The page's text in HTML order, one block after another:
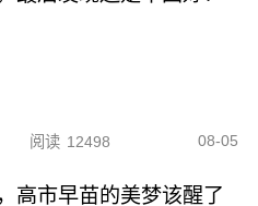
阅读 12498 08-05
高市早苗的美梦该醒了